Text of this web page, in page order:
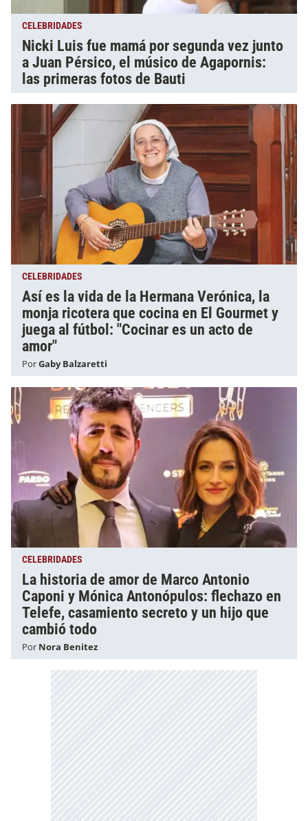
CELEBRIDADES
Nicki Luis fue mamá por segunda vez junto
a Juan Pérsico, el músico de Agapornis:
las primeras fotos de Bauti
CELEBRIDADES
Así es la vida de la Hermana Verónica, la
monja ricotera que cocina en El Gourmet y
juega al fútbol: "Cocinar es un acto de
amor"
PorGaby Balzaretti
CELEBRIDADES
La historia de amor de Marco Antonio
Caponi y Mónica Antonópulos: flechazo en
Telefe, casamiento secreto y un hijo que
cambió todo
Por Nora Benitez